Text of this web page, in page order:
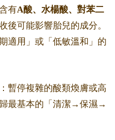
有A酸、水楊酸、對苯二
後可能影響胎兒的成分。
適用」或「低敏溫和」的
：暫停複雜的酸類煥膚或高
最基本的「清潔→保濕→